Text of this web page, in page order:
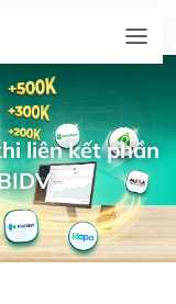
liên kết phần